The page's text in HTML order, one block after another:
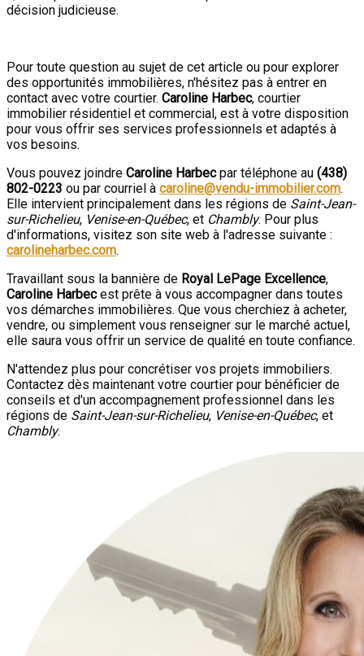
décision judicieuse.
Pour toute question au sujet de cet article ou pour explorer
des opportunités immobilières, n'hésitez pas à entrer en
contact avec votre courtier. Caroline Harbec, courtier
immobilier résidentiel et commercial, est à votre disposition
pour vous offrir ses services professionnels et adaptés à
vos besoins.
Vous pouvez joindre Caroline Harbecpar téléphone au (438)
802-0223 ou par courriel à caroline@vendu-immobilier.com.
Elle intervient principalement dans les régions de Saint-Jean-
sur-Richelieu, Venise-en-Québec, et Chambly. Pour plus
d'informations, visitez son site web à l'adresse suivante :
carolineharbec.com.
Travaillant sous la bannière de Royal LePage Excellence,
Caroline Harbecest prête à vous accompagner dans toutes
vos démarches immobilières. Que vous cherchiez à acheter,
vendre, ou simplement vous renseigner sur le marché actuel,
elle saura vous offrir un service de qualité en toute confiance.
N'attendez plus pour concrétiser vos projets immobiliers.
Contactez dès maintenant votre courtier pour bénéficier de
conseils et d'un accompagnement professionnel dans les
régions de Saint-Jean-sur-Richelieu, Venise-en-Québec, et
Chambly.